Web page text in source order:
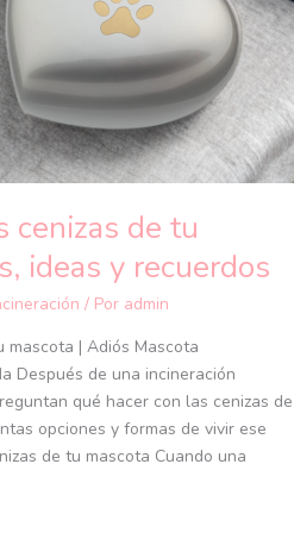
cenizas de tu
ideas y recuerdos
/ Por admin
mascota | Adiós Mascota
Después de una incineración
qué hacer con las cenizas de
opciones y formas de vivir ese
de tu mascota Cuando una